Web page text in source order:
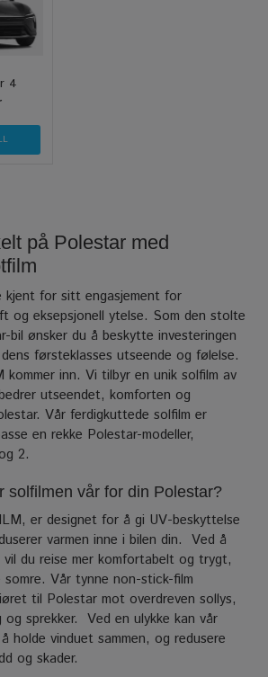
4
på Polestar med
kjent for sitt engasjement for
og eksepsjonell ytelse. Som den stolte
bil ønsker du å beskytte investeringen
førsteklasses utseende og følelse.
kommer inn. Vi tilbyr en unik solfilm av
utseendet, komforten og
Vår ferdigkuttede solfilm er
en rekke Polestar-modeller,
2.
solfilmen vår for din Polestar?
er designet for å gi UV-beskyttelse
varmen inne i bilen din. Ved å
vil du reise mer komfortabelt og trygt,
somre. Vår tynne non-stick-film
til Polestar mot overdreven sollys,
sprekker. Ved en ulykke kan vår
holde vinduet sammen, og redusere
og skader.